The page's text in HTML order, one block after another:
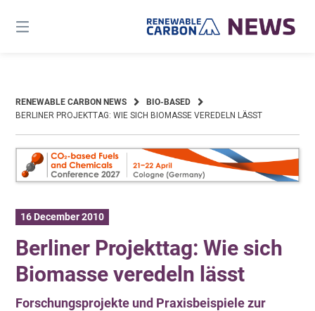
content
RENEWABLE CARBON NEWS
BIO-BASED
BERLINER PROJEKTTAG: WIE SICH BIOMASSE VEREDELN LÄSST
16 December 2010
Berliner Projekttag: Wie sich
Biomasse veredeln lässt
Forschungsprojekte und Praxisbeispiele zur